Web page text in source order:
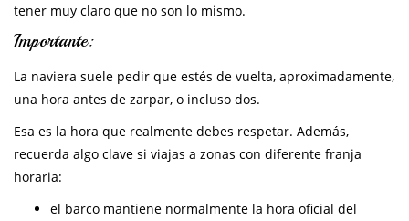
tener muy claro que no son lo mismo.
Importante:
La naviera suele pedir que estés de vuelta, aproximadamente,
una hora antes de zarpar, o incluso dos.
Esa es la hora que realmente debes respetar. Además,
recuerda algo clave si viajas a zonas con diferente franja
horaria:
el barco mantiene normalmente la hora oficial del